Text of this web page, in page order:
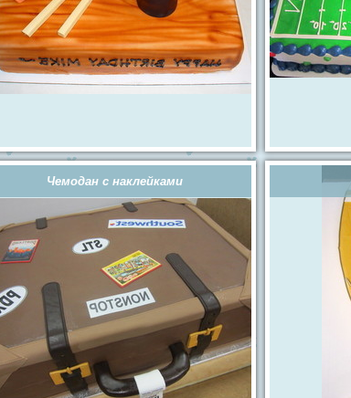
Чемодан с наклейками